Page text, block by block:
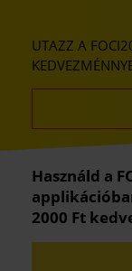
UTAZZ A
Használd a
2000 Ft